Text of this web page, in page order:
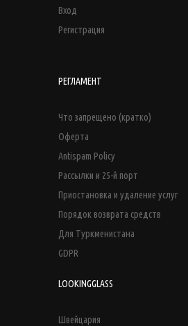
Вход
Регистрация
РЕГЛАМЕНТ
Что запрещено (кратко)
Оферта
Antispam Policy
Рассылки и 25-й порт
Приостановка и удаление услуг
Порядок возврата средств
Для Туркменистана
GDPR
LOOKINGGLASS
Швейцария